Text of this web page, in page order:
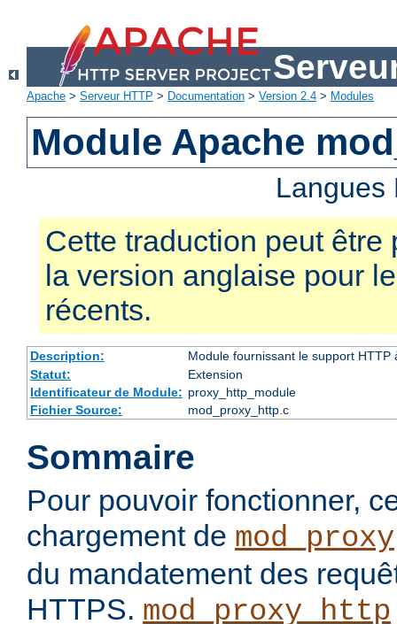
Apache > Serveur HTTP > Documentation > Version 2.4 > Modules
Module Apache
Cette traduction peut être
la version anglaise pour
récents.
Description:
Module fournissant le support HTTP
Statut:
Extension
Identificateur de Module: proxy_http_module
Fichier Source:
mod_proxy_http.c
Sommaire
Pour pouvoir fonctionner,
chargement de mod_proxy
du mandatement des
HTTPS. mod_proxy_http